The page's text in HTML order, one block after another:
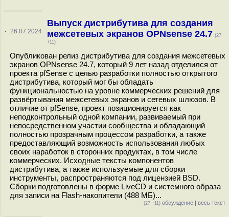
· 26.07.2024
Выпуск дистрибутива для создания
межсетевых экранов OPNsense 24.7 (27
+11)
Опубликован релиз дистрибутива для создания межсетевых
экранов OPNsense 24.7, который 9 лет назад отделился от
проекта pfSense с целью разработки полностью открытого
дистрибутива, который мог бы обладать
функциональностью на уровне коммерческих решений для
развёртывания межсетевых экранов и сетевых шлюзов. В
отличие от pfSense, проект позиционируется как
неподконтрольный одной компании, развиваемый при
непосредственном участии сообщества и обладающий
полностью прозрачным процессом разработки, а также
предоставляющий возможность использования любых
своих наработок в сторонних продуктах, в том числе
коммерческих. Исходные тексты компонентов
дистрибутива, а также используемые для сборки
инструменты, распространяются под лицензией BSD.
Сборки подготовлены в форме LiveCD и системного образа
для записи на Flash-накопители (488 МБ)...
(27 +11) обсуждение | весь текст